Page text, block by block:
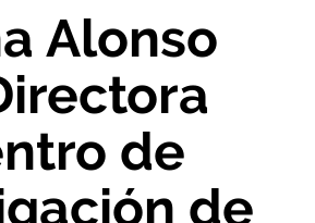
Alonso
de
de